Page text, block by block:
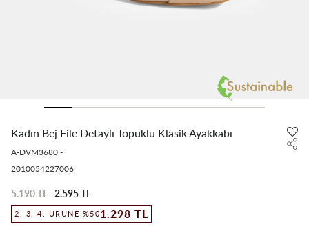
Kadın Bej File Detaylı Topuklu Klasik Ayakkabı
A-DVM3680 -
2010054227006
5.190 TL 2.595 TL
2. 3. 4. ÜRÜNE %501.298 TL